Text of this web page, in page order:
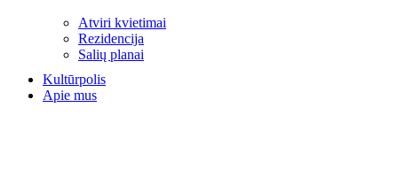
Atviri kvietimai
Rezidencija
Salių planai
Kultūrpolis
Apie mus